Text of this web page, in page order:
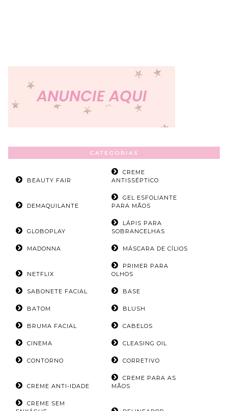
CATEGORIAS
BEAUTY FAIR
CREME
ANTISSÉPTICO
DEMAQUILANTE
GEL ESFOLIANTE
PARA MÃOS
GLOBOPLAY
LÁPIS PARA
SOBRANCELHAS
MADONNA MÁSCARA DE CÍLIOS
NETFLIX
PRIMER PARA
OLHOS
SABONETE FACIAL BASE
BATOM BLUSH
BRUMA FACIAL CABELOS
CINEMA CLEASING OIL
CONTORNO CORRETIVO
CREME ANTI-IDADE
CREME PARA AS
MÃOS
CREME SEM